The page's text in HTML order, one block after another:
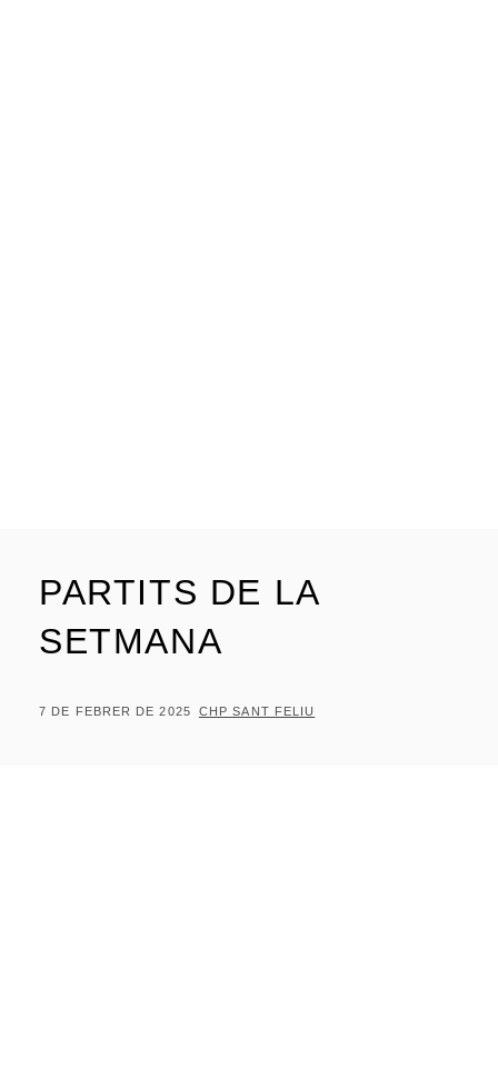
PARTITS DE LA
SETMANA
POSTED
7 DE FEBRER DE 2025 BY
CHP SANT FELIU